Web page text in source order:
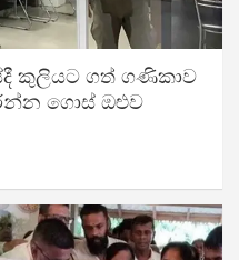
කුලියට ගත් ගණිකාව
ගොස් ඔළුව